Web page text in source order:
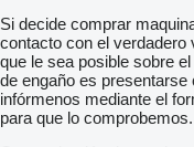
Si decide comprar
contacto con el verdadero
que le sea posible sobre
de engaño es
infórmenos mediante el
para que lo comprobemos.